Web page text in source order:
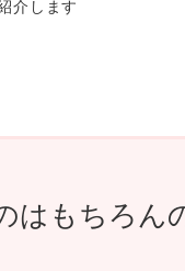
介します
はもちろん